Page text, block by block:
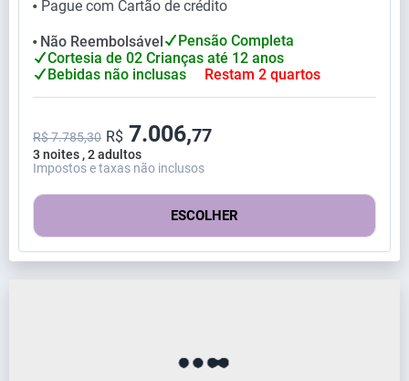
⬤ Pague com Cartão de crédito
⬤ Não Reembolsável
Pensão Completa
Cortesia de 02 Crianças até 12 anos
Bebidas não inclusas
Restam 2 quartos
3 noites , 2 adultos
R$ 7.785,30 R$ 7.006,77
Impostos e taxas não inclusos
ESCOLHER